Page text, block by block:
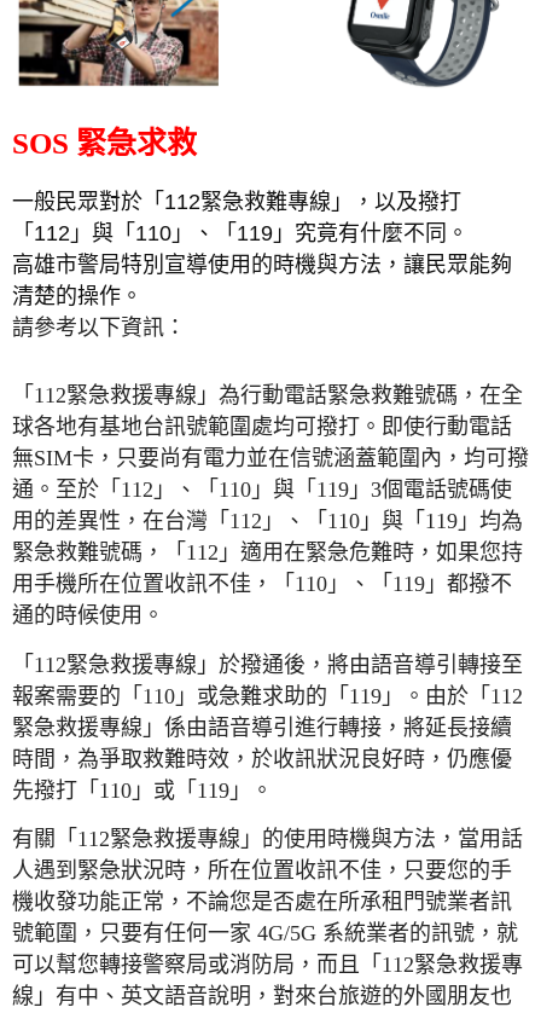
SOS 緊急求救
一般民眾對於「112緊急救難專線」，以及撥打
「112」與「110」、「119」究竟有什麼不同。
高雄市警局特別宣導使用的時機與方法，讓民眾能夠
清楚的操作。
請參考以下資訊：
「112緊急救援專線」為行動電話緊急救難號碼，在全
球各地有基地台訊號範圍處均可撥打。即使行動電話
無SIM卡，只要尚有電力並在信號涵蓋範圍內，均可撥
通。 至於「112」、「110」與「119」3個電話號碼使
用的差異性，在台灣「112」、「110」與「119」均為
緊急救難號碼，「112」適用在緊急危難時，如果您持
用手機所在位置收訊不佳，「110」、「119」都撥不
通的時候使用。
「112緊急救援專線」於撥通後，將由語音導引轉接至
報案需要的「110」或急難求助的「119」。由於「112
緊急救援專線」係由語音導引進行轉接，將延長接續
時間，為爭取救難時效，於收訊狀況良好時，仍應優
先撥打「110」或「119」。
有關「112緊急救援專線」的使用時機與方法，當用話
人遇到緊急狀況時，所在位置收訊不佳，只要您的手
機收發功能正常，不論您是否處在所承租門號業者訊
號範圍，只要有任何一家 4G/5G 系統業者的訊號，就
可以幫您轉接警察局或消防局，而且「112緊急救援專
線」有中、英文語音說明，對來台旅遊的外國朋友也